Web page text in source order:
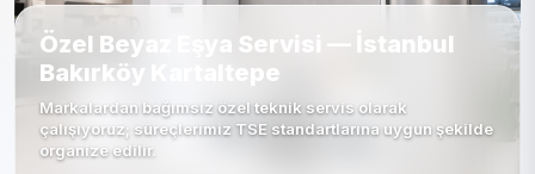
Özel Beyaz Eşya Servisi — İstanbul
Bakırköy Kartaltepe
Markalardan bağımsız özel teknik servis olarak
çalışıyoruz; süreçlerimiz TSE standartlarına uygun şekilde
organize edilir.